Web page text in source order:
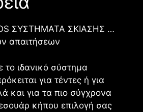
ΣΥΣΤΗΜΑΤΑ ΣΚΙΑΣΗΣ …
απαιτήσεων
το ιδανικό σύστημα
για τέντες ή για
και για τα πιο σύγχρονα
κήπου επιλογή σας